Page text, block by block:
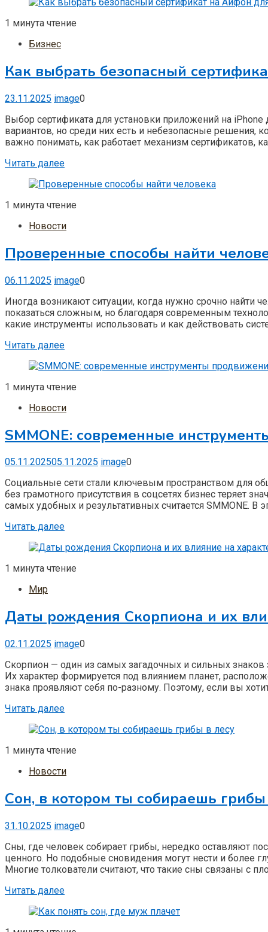
1 минута чтение
Бизнес
Как выбрать безопасный
23.11.2025 image0
Выбор сертификата для установки приложений на
вариантов, но среди них есть и небезопасные решения,
важно понимать, как работает механизм сертификатов,
Читать далее
1 минута чтение
Новости
Проверенные способы найти
06.11.2025 image0
Иногда возникают ситуации, когда нужно срочно найти
показаться сложным, но благодаря современным
какие инструменты использовать и как действовать
Читать далее
1 минута чтение
Новости
SMMONE: современные
05.11.202505.11.2025 image0
Социальные сети стали ключевым пространством для
без грамотного присутствия в соцсетях бизнес теряет
самых удобных и результативных считается SMMONE.
Читать далее
1 минута чтение
Мир
Даты рождения Скорпиона и их
02.11.2025 image0
Скорпион — один из самых загадочных и сильных
Их характер формируется под влиянием планет,
знака проявляют себя по-разному. Поэтому, если вы
Читать далее
1 минута чтение
Новости
Сон, в котором ты собираешь грибы
31.10.2025 image0
Сны, где человек собирает грибы, нередко оставляют
ценного. Но подобные сновидения могут нести и более
Многие толкователи считают, что такие сны связаны с
Читать далее